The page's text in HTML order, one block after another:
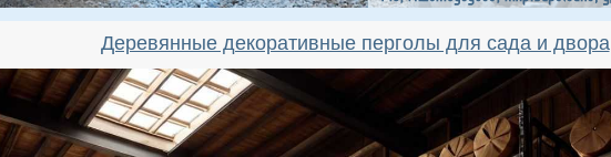
Деревянные декоративные перголы для сада и двора